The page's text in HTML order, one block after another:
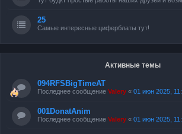
25
Самые интересные циферблаты тут!
Активные темы
094RFSBigTimeAT
Последнее сообщение Valery « 01 июн 2025,
001DonatAnim
Последнее сообщение Valery « 01 июн 2025,